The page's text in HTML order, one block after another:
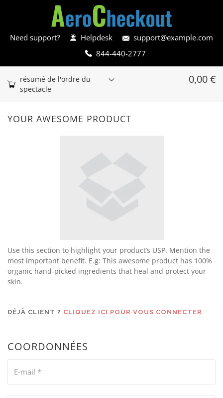
Need support? Helpdesk
support@example.com
844-440-2777
résumé de l'ordre du
spectacle
0,00€
YOUR AWESOME PRODUCT
Use this section to highlight your product’s USP. Mention the
most important benefit. E.g: This awesome product has 100%
organic hand-picked ingredients that heal and protect your
skin.
DÉJÀ CLIENT ? CLIQUEZ ICI POUR VOUS CONNECTER
COORDONNÉES
E-mail *